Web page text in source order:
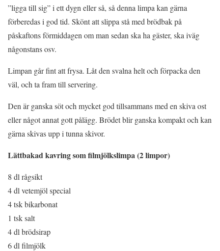
”ligga till sig” i ett dygn eller så, så denna limpa kan gärna
förberedas i god tid. Skönt att slippa stå med brödbak på
påskaftons förmiddagen om man sedan ska ha gäster, ska iväg
någonstans osv.
Limpan går fint att frysa. Låt den svalna helt och förpacka den
väl, och ta fram till servering.
Den är ganska söt och mycket god tillsammans med en skiva ost
eller något annat gott pålägg. Brödet blir ganska kompakt och kan
gärna skivas upp i tunna skivor.
Lättbakad kavring som filmjölkslimpa (2 limpor)
8 dl rågsikt
4 dl vetemjöl special
4 tsk bikarbonat
1 tsk salt
4 dl brödsirap
6 dl filmjölk